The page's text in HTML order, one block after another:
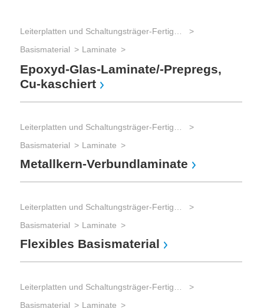
Basismaterial
Laminate
Epoxyd-Glas-Laminate/-Prepregs,
Cu-kaschiert
Basismaterial
Laminate
Metallkern-Verbundlaminate
Basismaterial
Laminate
Flexibles Basismaterial
Basismaterial
Laminate